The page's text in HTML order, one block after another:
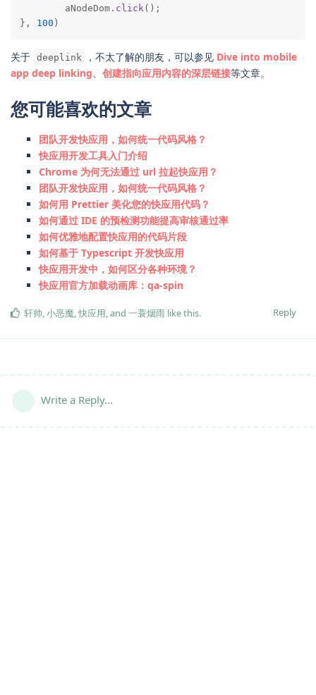
	aNodeDom.
click();
}, 100 )
关于 deeplink ，不太了解的朋友，可以参见 Dive into mobile
app deep linking
创建指向应用内容的深层链接等文章。
您可能喜欢的文章
团队开发快应用，如何统一代码风格？
快应用开发工具入门介绍
Chrome 为何无法通过 url 拉起快应用？
团队开发快应用，如何统一代码风格？
如何用 Prettier 美化您的快应用代码？
如何通过 IDE 的预检测功能提高审核通过率
如何优雅地配置快应用的代码片段
如何基于 Typescript 开发快应用
快应用开发中，如何区分各种环境？
快应用官方加载动画库：qa-spin
Reply
轩帅,小恶魔,快应用, and 一蓑烟雨 like this.
Write a Reply...